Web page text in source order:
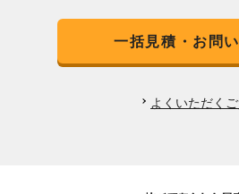
一括見積・お問
よくいただく